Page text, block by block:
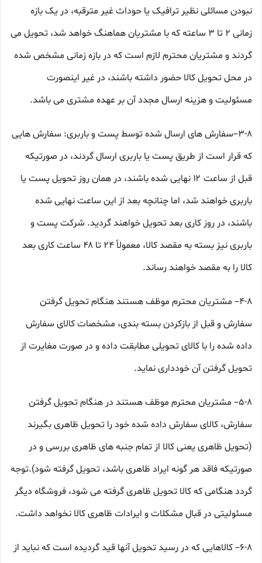
نبودن مسائلی نظیر ترافیک یا حوداث غیر مترقبه، در یک بازه
زمانی ۲ تا ۳ ساعته که با مشتریان هماهنگ خواهد شد، تحویل می
گردند و مشتریان محترم لازم است که در بازه زمانی مشخص شده
در محل تحویل کالا حضور داشته باشند، در غیر اینصورت
مسئولیت و هزینه ارسال مجدد آن بر عهده مشتری می باشد.
۳-۸–سفارش های ارسال شده توسط پست و باربری: سفارش هایی
که قرار است از طریق پست یا باربری ارسال گردند، در صورتیکه
قبل از ساعت ۱۲ نهایی شده باشند، در همان روز تحویل پست یا
باربری خواهند شد، اما چنانچه بعد از این ساعت نهایی شده
باشند، در روز کاری بعد تحویل خواهند گردید. شرکت پست و
باربری نیز بسته به مقصد کالا، معمولاً ۲۴ تا ۴۸ ساعت کاری بعد
کالا را به مقصد خواهند رساند.
۴-۸– مشتریان محترم موظف هستند هنگام تحویل گرفتن
سفارش و قبل از بازکردن بسته بندی، مشخصات کالای سفارش
داده شده را با کالای تحویلی مطابقت داده و در صورت مغایرت از
تحویل گرفتن آن خودداری نماید.
۵-۸– مشتریان محترم موظف هستند در هنگام تحویل گرفتن
سفارش، کالای سفارش داده شده خود را تحویل ظاهری بگیرند
(تحویل ظاهری یعنی کالا از تمام جنبه های ظاهری بررسی و در
صورتیکه فاقد هر گونه ایراد ظاهری باشد، تحویل گرفته شود).توجه
گردد هنگامی که کالا تحویل ظاهری گرفته می شود، فروشگاه دیگر
مسئولیتی در قبال مشکلات و ایرادات ظاهری کالا نخواهد داشت.
۶-۸– کالاهایی که در رسید تحویل آنها قید گردیده است که نباید از